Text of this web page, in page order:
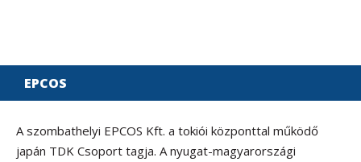
EPCOS
A szombathelyi EPCOS Kft. a tokiói központtal működő
japán TDK Csoport tagja. A nyugat-magyarországi